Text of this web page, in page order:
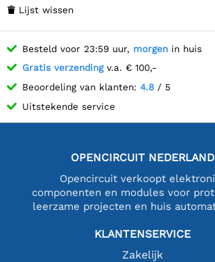
 Lijst wissen
Besteld voor 23:59 uur, morgen in huis
Gratis verzendingv.a. € 100,-
Beoordeling van klanten: 4.8 / 5
Uitstekende service
OPENCIRCUIT NEDERLAND
Opencircuit verkoopt
componenten en modules voor
leerzame projecten en huis
KLANTENSERVICE
Zakelijk